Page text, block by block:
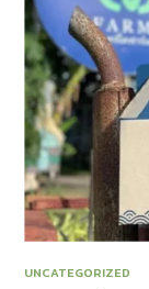
UNCATEGORIZED